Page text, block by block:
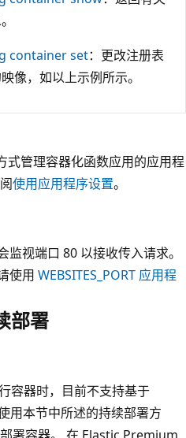
container set：更改注册表
像，如以上示例所示。
管理容器化函数应用的应用程
使用应用程序设置。
视端口 80 以接收传入请求。
使用 WEBSITES_PORT 应用程
部署
容器时，目前不支持基于
用本节中所述的持续部署方